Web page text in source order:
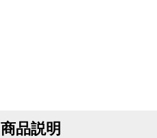
商品説明